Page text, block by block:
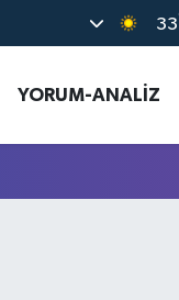
33
YORUM-ANALİZ